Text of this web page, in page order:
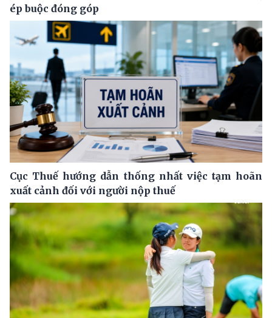
ép buộc đóng góp
Cục Thuế hướng dẫn thống nhất việc tạm hoãn
xuất cảnh đối với người nộp thuế